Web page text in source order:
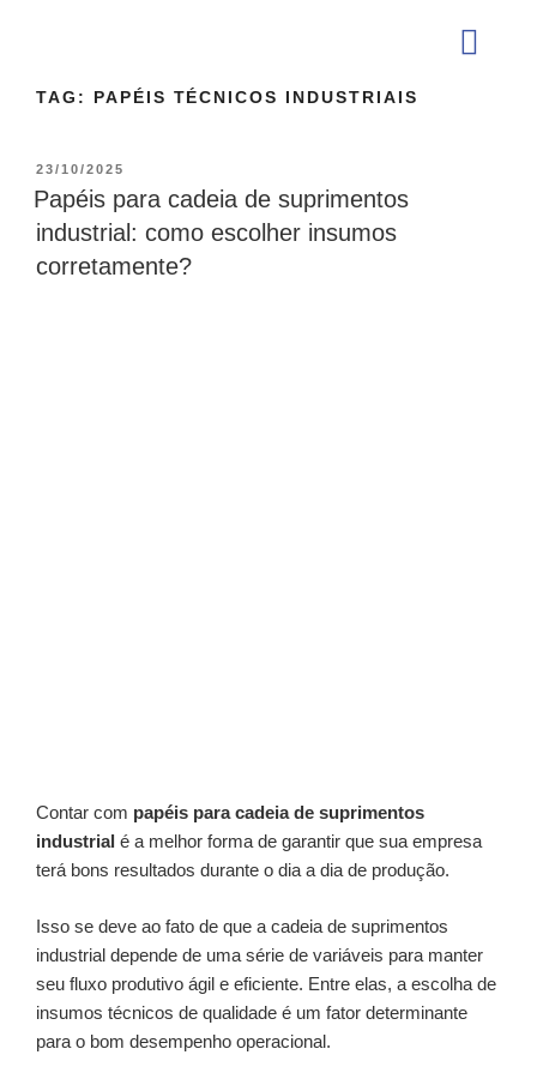
TAG: PAPÉIS TÉCNICOS INDUSTRIAIS
23/10/2025
Papéis para cadeia de suprimentos
industrial: como escolher insumos
corretamente?
Contar com papéis para cadeia de suprimentos
industrial é a melhor forma de garantir que sua empresa
terá bons resultados durante o dia a dia de produção.
Isso se deve ao fato de que a cadeia de suprimentos
industrial depende de uma série de variáveis para manter
seu fluxo produtivo ágil e eficiente. Entre elas, a escolha de
insumos técnicos de qualidade é um fator determinante
para o bom desempenho operacional.